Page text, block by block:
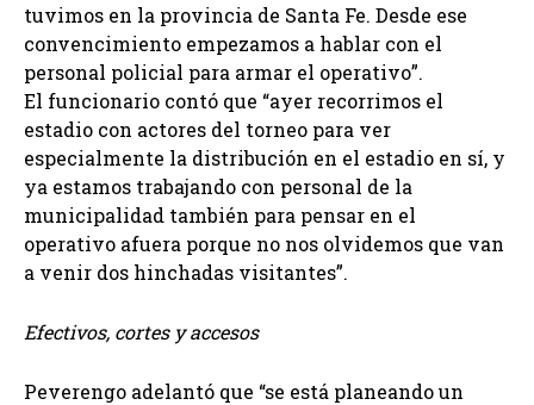
tuvimos en la provincia de Santa Fe. Desde ese
convencimiento empezamos a hablar con el
personal policial para armar el operativo”.
El funcionario contó que “ayer recorrimos el
estadio con actores del torneo para ver
especialmente la distribución en el estadio en sí, y
ya estamos trabajando con personal de la
municipalidad también para pensar en el
operativo afuera porque no nos olvidemos que van
a venir dos hinchadas visitantes”.
Efectivos, cortes y accesos
Peverengo adelantó que “se está planeando un